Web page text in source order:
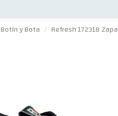
Botín y Bota Refresh 172318